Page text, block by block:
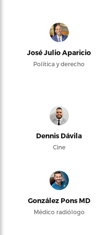
José Julio Aparicio
Política y derecho
Dennis Dávila
Cine
González Pons MD
Médico radiólogo